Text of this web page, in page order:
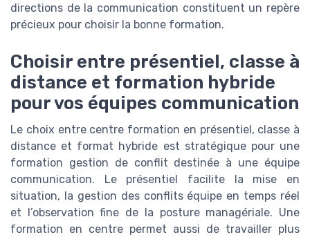
directions de la communication constituent un repère
précieux pour choisir la bonne formation.
Choisir entre présentiel, classe à
distance et formation hybride
pour vos équipes communication
Le choix entre centre formation en présentiel, classe à
distance et format hybride est stratégique pour une
formation gestion de conflit destinée à une équipe
communication. Le présentiel facilite la mise en
situation, la gestion des conflits équipe en temps réel
et l’observation fine de la posture managériale. Une
formation en centre permet aussi de travailler plus